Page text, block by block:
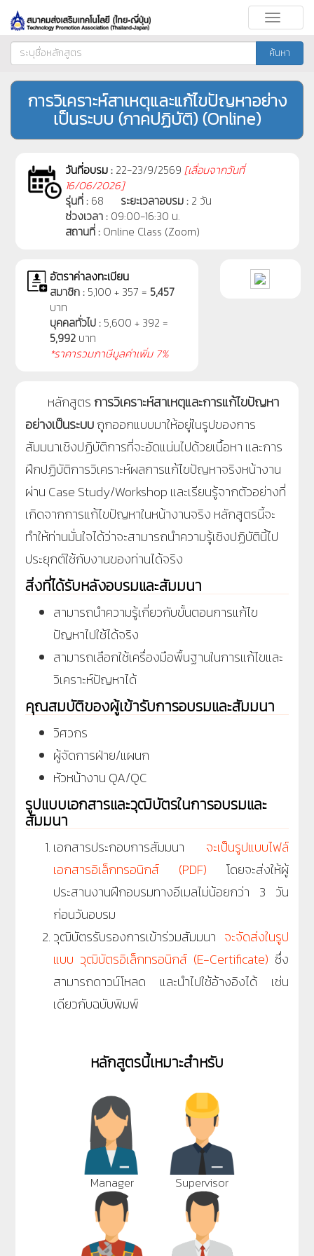
Toggle
ค้นหา
การวิเคราะห์สาเหตุและแก้ไขปัญหาอย่าง
เป็นระบบ (ภาคปฏิบัติ) (Online)
วันที่อบรม : 22-23/9/2569 [เลื่อนจากวันที่
16/06/2026]
รุ่นที่ : 68 ระยะเวลาอบรม : 2 วัน
ช่วงเวลา : 09:00-16:30 น.
สถานที่ : Online Class (Zoom)
อัตราค่าลงทะเบียน
สมาชิก : 5,100 + 357 = 5,457
บาท
บุคคลทั่วไป : 5,600 + 392 =
5,992 บาท
*ราคารวมภาษีมูลค่าเพิ่ม 7%
หลักสูตร การวิเคราะห์สาเหตุและการแก้ไขปัญหา
อย่างเป็นระบบถูกออกแบบมาให้อยู่ในรูปของการ
สัมมนาเชิงปฏิบัติการที่จะอัดแน่นไปด้วยเนื้อหา และการ
ฝึกปฏิบัติการวิเคราะห์ผลการแก้ไขปัญหาจริงหน้างาน
ผ่าน Case Study/Workshop และเรียนรู้จากตัวอย่างที่
เกิดจากการแก้ไขปัญหาในหน้างานจริง หลักสูตรนี้จะ
ทำให้ท่านมั่นใจได้ว่าจะสามารถนำความรู้เชิงปฏิบัตินี้ไป
ประยุกต์ใช้กับงานของท่านได้จริง
สิ่งที่ได้รับหลังอบรมและสัมมนา
สามารถนำความรู้เกี่ยวกับขั้นตอนการแก้ไข
ปัญหาไปใช้ได้จริง
สามารถเลือกใช้เครื่องมือพื้นฐานในการแก้ไขและ
วิเคราะห์ปัญหาได้
คุณสมบัติของผู้เข้ารับการอบรมและสัมมนา
วิศวกร
ผู้จัดการฝ่าย/แผนก
หัวหน้างาน QA/QC
รูปแบบเอกสารและวุฒิบัตรในการอบรมและ
สัมมนา
เอกสารประกอบการสัมมนา จะเป็นรูปแบบไฟล์
เอกสารอิเล็กทรอนิกส์ (PDF) โดยจะส่งให้ผู้
ประสานงานฝึกอบรมทางอีเมลไม่น้อยกว่า 3 วัน
ก่อนวันอบรม
วุฒิบัตรรับรองการเข้าร่วมสัมมนา จะจัดส่งในรูป
แบบ วุฒิบัตรอิเล็กทรอนิกส์ (E-Certificate) ซึ่ง
สามารถดาวน์โหลด และนำไปใช้อ้างอิงได้ เช่น
เดียวกับฉบับพิมพ์
หลักสูตรนี้เหมาะสำหรับ
Manager Supervisor